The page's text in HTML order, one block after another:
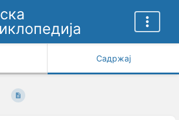
Садржај